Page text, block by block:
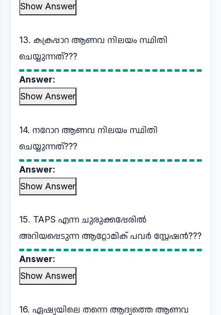
Show Answer
13. കക്രപ്പാറ ആണവ നിലയം സ്ഥിതി
ചെയ്യുന്നത്???
Answer:
Show Answer
14. നറോറ ആണവ നിലയം സ്ഥിതി
ചെയ്യുന്നത്???
Answer:
Show Answer
15. TAPS എന്ന ചുരുക്കപ്പേരിൽ
അറിയപ്പെടുന്ന ആറ്റോമിക് പവർ സ്റ്റേഷൻ???
Answer:
Show Answer
16. ഏഷ്യയിലെ തന്നെ ആദ്യത്തെ ആണവ